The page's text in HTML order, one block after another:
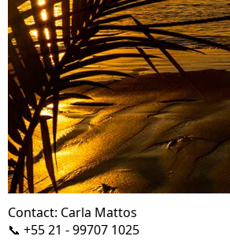
Contact: Carla Mattos
📞 +55 21 - 99707 1025